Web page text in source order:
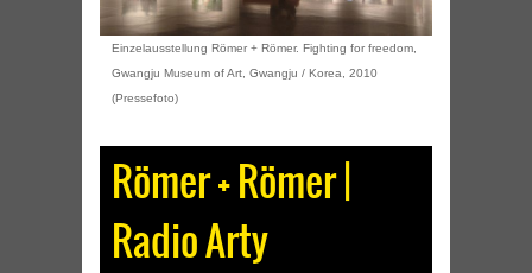
Einzelausstellung Römer + Römer. Fighting for freedom,
Gwangju Museum of Art, Gwangju / Korea, 2010
(Pressefoto)
Römer + Römer |
Radio Arty